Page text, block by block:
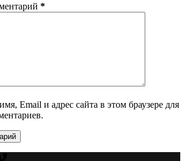
*
Email и адрес сайта в этом браузере для